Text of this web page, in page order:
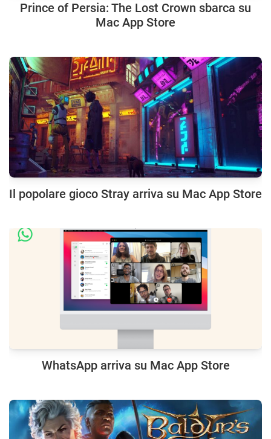
Prince of Persia: The Lost Crown sbarca su
Mac App Store
Il popolare gioco Stray arriva su Mac App Store
WhatsApp arriva su Mac App Store